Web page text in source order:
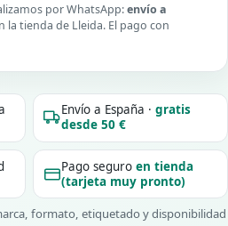
por WhatsApp:envío a
la tienda de Lleida. El pago con
Envío a España ·gratis
desde 50 €
Pago seguroen tienda
(tarjeta muy pronto)
formato, etiquetado y disponibilidad